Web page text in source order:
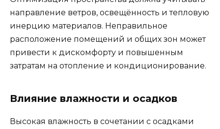
направление ветров, освещённость и тепловую
инерцию материалов. Неправильное
расположение помещений и общих зон может
привести к дискомфорту и повышенным
затратам на отопление и кондиционирование.
Влияние влажности и осадков
Высокая влажность в сочетании с осадками